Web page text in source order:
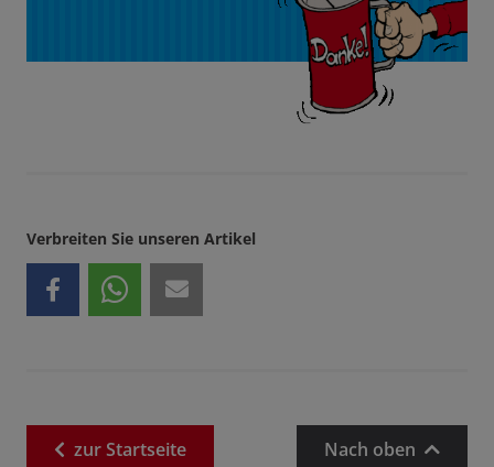
Verbreiten Sie unseren Artikel
zurStartseite Nach oben